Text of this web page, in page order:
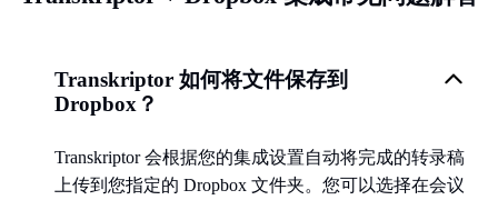
Transkriptor 如何将文件保存到
Dropbox？
Transkriptor 会根据您的集成设置自动将完成的转录稿
上传到您指定的 Dropbox 文件夹。您可以选择在会议